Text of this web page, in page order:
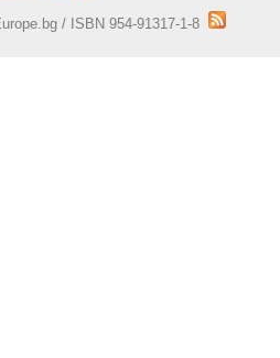
/ ISBN 954-91317-1-8